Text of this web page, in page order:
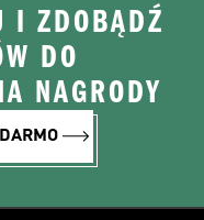
I ZDOBĄDŹ
DO
NAGRODY